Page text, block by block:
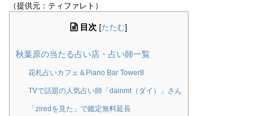
（提供元：ティファレト）
目次 [たたむ]
秋葉原の当たる占い店・占い師一覧
花札占いカフェ＆Piano Bar Tower8
TVで話題の人気占い師「dainmt（ダイ）」さん
「ziredを見た」で鑑定無料延長